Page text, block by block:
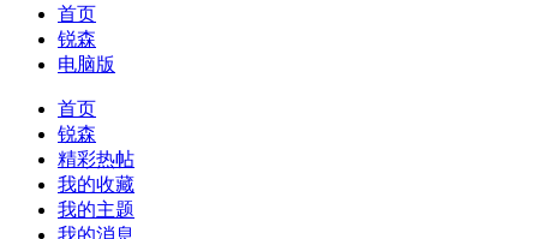
首页
锐森
电脑版
首页
锐森
精彩热帖
我的收藏
我的主题
我的消息